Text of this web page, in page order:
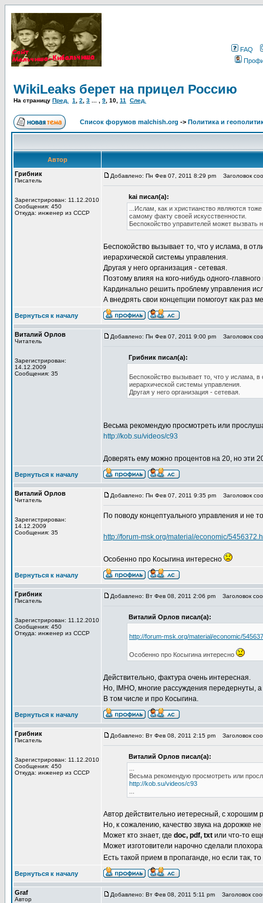
FAQ
WikiLeaks берет на прицел Россию
На страницу Пред. 1 2 3 9 10 11 След.
Список форумов malchish.org -> Политика и
Автор
Грибник
Писатель
Зарегистрирован: 11.12.2010
Сообщения: 450
Откуда: инженер из СССР
Добавлено: Пн Фев 07, 2011 8:29 pm Заголовок
kai писал(а):
...Ислам, как и христианство являются
самому факту своей искусственности.
Беспокойство управителей может вызвать
Беспокойство вызывает то, что у ислама, в
иерархической системы управления.
Другая у него организация - сетевая.
Поэтому влияя на кого-нибудь одного-
Кардинально решить проблему управления
А внедрять свои концепции помогоут как раз
Вернуться к началу
Виталий Орлов
Читатель
Зарегистрирован:
14.12.2009
Сообщения: 35
Добавлено: Пн Фев 07, 2011 9:00 pm Заголовок
Грибник писал(а):
Беспокойство вызывает то, что у ислама,
иерархической системы управления.
Другая у него организация - сетевая.
Весьма рекомендую просмотреть или
http://kob.su/videos/c93
Доверять ему можно процентов на 20, но эти
Вернуться к началу
Виталий Орлов
Читатель
Зарегистрирован:
14.12.2009
Сообщения: 35
Добавлено: Пн Фев 07, 2011 9:35 pm Заголовок
По поводу концептуального управления и не
http://forum-msk.org/material/economic/
Особенно про Косыгина интересно
Вернуться к началу
Грибник
Писатель
Зарегистрирован: 11.12.2010
Сообщения: 450
Откуда: инженер из СССР
Добавлено: Вт Фев 08, 2011 2:06 pm Заголовок
Виталий Орлов писал(а):
http://forum-msk.org/material/economic/
Особенно про Косыгина интересно
Действительно, фактура очень интересная.
Но, IMHO, многие рассуждения передернуты,
В том числе и про Косыгина.
Вернуться к началу
Грибник
Писатель
Зарегистрирован: 11.12.2010
Сообщения: 450
Откуда: инженер из СССР
Добавлено: Вт Фев 08, 2011 2:15 pm Заголовок
Виталий Орлов писал(а):
Весьма рекомендую просмотреть или
http://kob.su/videos/c93
Автор действительно иетересный, с хорошим
Но, к сожалению, качество звука на дорожке
Может кто знает, где doc, pdf, txt или что-то
Может изготовители нарочно сделали
Есть такой прием в пропаганде, но если так,
Вернуться к началу
Graf
Автор
Добавлено: Вт Фев 08, 2011 5:11 pm Заголовок